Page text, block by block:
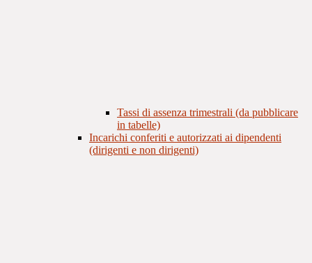
Tassi di assenza trimestrali (da pubblicare
in tabelle)
Incarichi conferiti e autorizzati ai dipendenti
(dirigenti e non dirigenti)